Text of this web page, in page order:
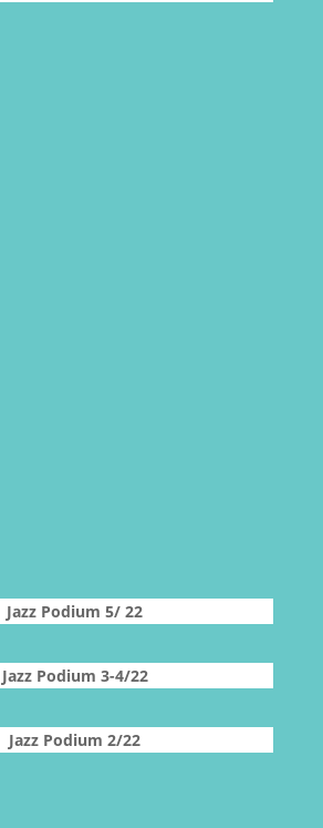
Jazz Podium 5/ 22
Jazz Podium 3-4/22
Jazz Podium 2/22